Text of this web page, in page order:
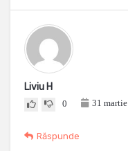
Liviu H
0 31
Răspunde